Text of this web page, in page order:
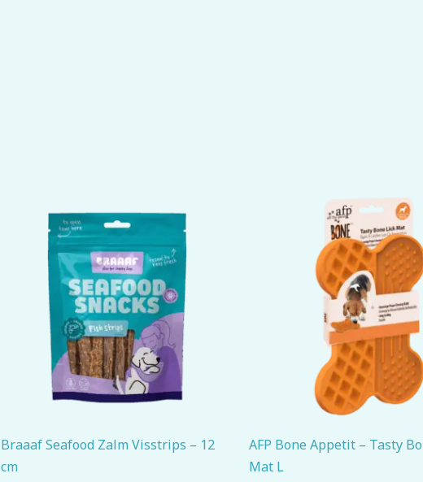
Braaaf Seafood Zalm Visstrips – 12
cm
AFP Bone Appetit – Tasty
Mat L